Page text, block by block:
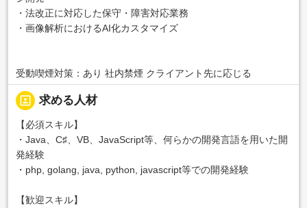
・法改正に対応した保守・障害対応業務
・画像解析におけるAI化カスタマイズ
受動喫煙対策：あり 社内禁煙 クライアント先に応じる
portrait 求める人材
【必須スキル】
・Java、C♯、VB、JavaScript等、何らかの開発言語を用いた開
発経験
・php, golang, java, python, javascript等での開発経験
【歓迎スキル】